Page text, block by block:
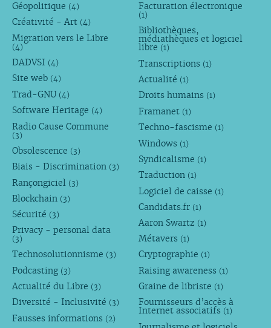
Géopolitique (4)
Créativité - Art (4)
Migration vers le Libre
(4)
DADVSI (4)
Site web (4)
Trad-GNU (4)
Software Heritage (4)
Radio Cause Commune
(3)
Obsolescence (3)
Biais - Discrimination (3)
Rançongiciel (3)
Blockchain (3)
Sécurité (3)
Privacy - personal data
(3)
Technosolutionnisme (3)
Podcasting (3)
Actualité du Libre (3)
Diversité - Inclusivité (3)
Fausses informations (2)
Facturation électronique
(1)
Bibliothèques,
médiathèques et logiciel
libre (1)
Transcriptions (1)
Actualité (1)
Droits humains (1)
Framanet (1)
Techno-fascisme (1)
Windows (1)
Syndicalisme (1)
Traduction (1)
Logiciel de caisse (1)
Candidats.fr (1)
Aaron Swartz (1)
Métavers (1)
Cryptographie (1)
Raising awareness (1)
Graine de libriste (1)
Fournisseurs d’accès à
Internet associatifs (1)